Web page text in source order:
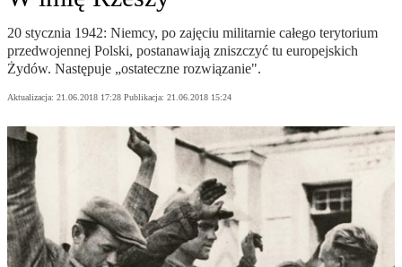
20 stycznia 1942: Niemcy, po zajęciu militarnie całego terytorium
przedwojennej Polski, postanawiają zniszczyć tu europejskich
Żydów. Następuje „ostateczne rozwiązanie".
Aktualizacja: 21.06.2018 17:28 Publikacja: 21.06.2018 15:24